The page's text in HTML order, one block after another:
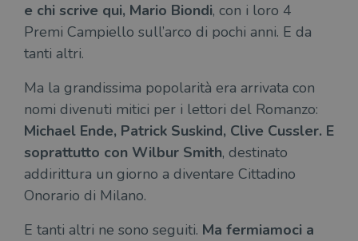
e chi scrive qui, Mario Biondi, con i loro 4
Premi Campiello sull’arco di pochi anni. E da
tanti altri.
Ma la grandissima popolarità era arrivata con
nomi divenuti mitici per i lettori del Romanzo:
Michael Ende, Patrick Suskind, Clive Cussler. E
soprattutto con Wilbur Smith, destinato
addirittura un giorno a diventare Cittadino
Onorario di Milano.
E tanti altri ne sono seguiti. Ma fermiamoci a